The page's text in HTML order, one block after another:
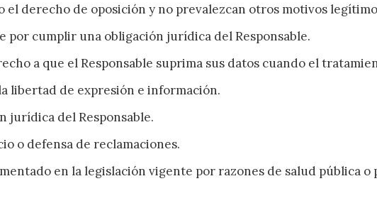
el derecho de oposición y no prevalezcan otros motivos
por cumplir una obligación jurídica del Responsable.
a que el Responsable suprima sus datos cuando el
libertad de expresión e información.
jurídica del Responsable.
o defensa de reclamaciones.
en la legislación vigente por razones de salud pública
deberá tener en cuenta que dicha acción podrá ocasionar
de la página web.
sitio web. La información recogida mediante este tipo de cookies se
los usuarios con el fin de introducir mejoras en función del análisis
que hacen los usuarios del servicio. Permiten guardar la
experiencia a través de productos recomendados.